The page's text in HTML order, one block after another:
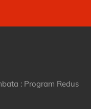
: Program Redus